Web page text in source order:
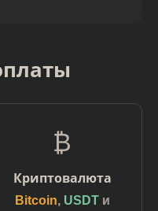
₿
Криптовалюта
Bitcoin, USDTи